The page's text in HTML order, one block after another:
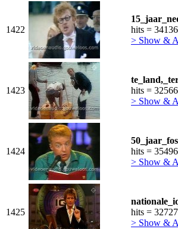
1422
hits = 34136
> Show &
1423
hits = 32566
> Show &
1424
hits = 35496
> Show &
1425
hits = 32727
> Show &